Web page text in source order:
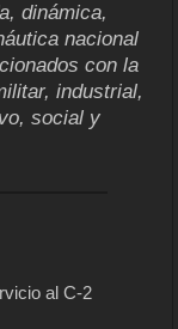
dinámica,
nacional
con la
industrial,
social y
al C-2